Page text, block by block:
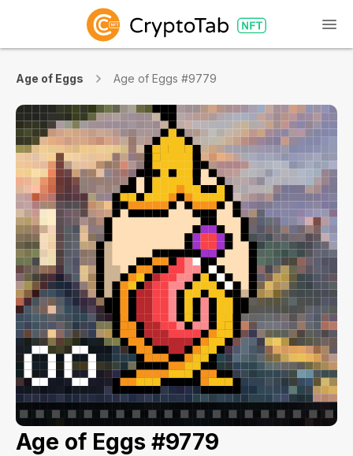
Age of Eggs Age of Eggs #9779
Age of Eggs #9779